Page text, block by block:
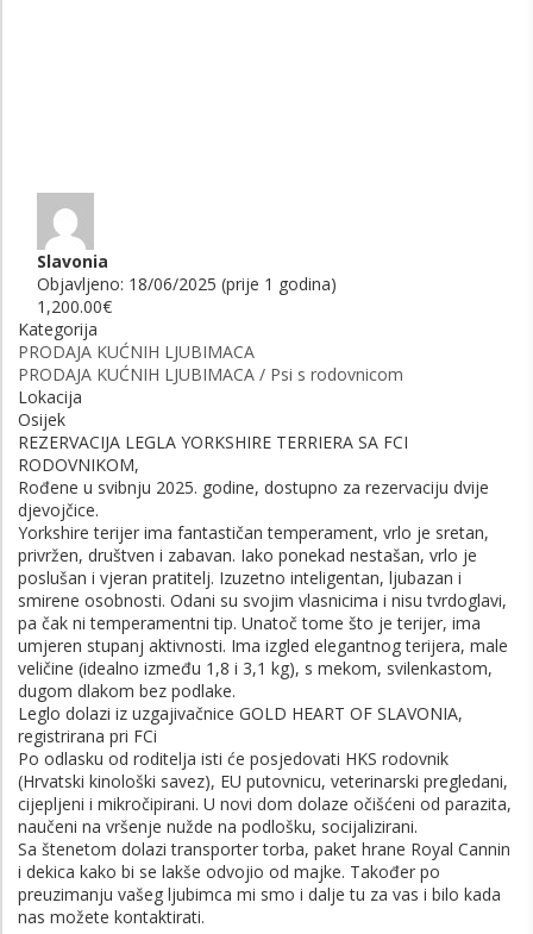
Slavonia
Objavljeno: 18/06/2025 (prije 1 godina)
1,200.00€
Kategorija
PRODAJA KUĆNIH LJUBIMACA
PRODAJA KUĆNIH LJUBIMACA / Psi s rodovnicom
Lokacija
Osijek
REZERVACIJA LEGLA YORKSHIRE TERRIERA SA FCI
RODOVNIKOM,
Rođene u svibnju 2025. godine, dostupno za rezervaciju dvije
djevojčice.
Yorkshire terijer ima fantastičan temperament, vrlo je sretan,
privržen, društven i zabavan. Iako ponekad nestašan, vrlo je
poslušan i vjeran pratitelj. Izuzetno inteligentan, ljubazan i
smirene osobnosti. Odani su svojim vlasnicima i nisu tvrdoglavi,
pa čak ni temperamentni tip. Unatoč tome što je terijer, ima
umjeren stupanj aktivnosti. Ima izgled elegantnog terijera, male
veličine (idealno između 1,8 i 3,1 kg), s mekom, svilenkastom,
dugom dlakom bez podlake.
Leglo dolazi iz uzgajivačnice GOLD HEART OF SLAVONIA,
registrirana pri FCi
Po odlasku od roditelja isti će posjedovati HKS rodovnik
(Hrvatski kinološki savez), EU putovnicu, veterinarski pregledani,
cijepljeni i mikročipirani. U novi dom dolaze očišćeni od parazita,
naučeni na vršenje nužde na podlošku, socijalizirani.
Sa štenetom dolazi transporter torba, paket hrane Royal Cannin
i dekica kako bi se lakše odvojio od majke. Također po
preuzimanju vašeg ljubimca mi smo i dalje tu za vas i bilo kada
nas možete kontaktirati.